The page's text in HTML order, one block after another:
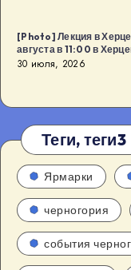
[Photo] Лекция в
августа в 11:00 в
30 июля, 2026
Теги, теги3
Ярмарки
черногория
события